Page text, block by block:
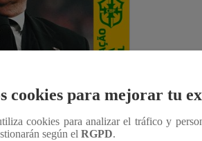
cookies para mejorar tu
cookies para analizar el tráfico y
según el RGPD.